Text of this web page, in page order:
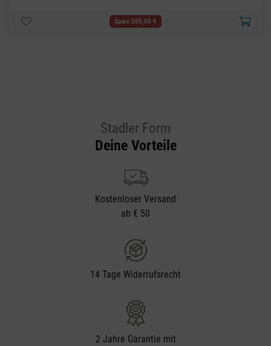
Spare 200,00 €
Stadler Form
Deine Vorteile
Kostenloser Versand
ab € 50
14 Tage Widerrufsrecht
2 Jahre Garantie mit